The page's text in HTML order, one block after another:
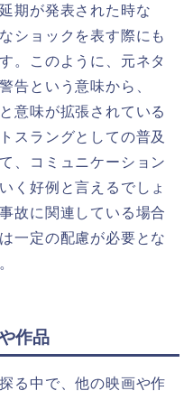
期が発表された時な
ショックを表す際にも
。このように、元ネタ
告という意味から、
意味が拡張されている
スラングとしての普及
、コミュニケーション
く好例と言えるでしょ
故に関連している場合
一定の配慮が必要とな
作品
る中で、他の映画や作